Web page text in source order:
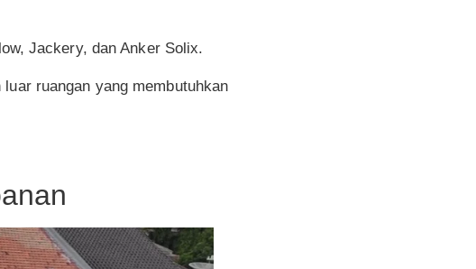
Jackery, dan Anker Solix.
ruangan yang membutuhkan